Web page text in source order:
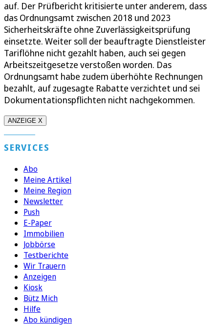
auf. Der Prüfbericht kritisierte unter anderem, dass
das Ordnungsamt zwischen 2018 und 2023
Sicherheitskräfte ohne Zuverlässigkeitsprüfung
einsetzte. Weiter soll der beauftragte Dienstleister
Tariflöhne nicht gezahlt haben, auch sei gegen
Arbeitszeitgesetze verstoßen worden. Das
Ordnungsamt habe zudem überhöhte Rechnungen
bezahlt, auf zugesagte Rabatte verzichtet und sei
Dokumentationspflichten nicht nachgekommen.
ANZEIGE X
SERVICES
Abo
Meine Artikel
Meine Region
Newsletter
Push
E-Paper
Immobilien
Jobbörse
Testberichte
Wir Trauern
Anzeigen
Kiosk
Bütz Mich
Hilfe
Abo kündigen